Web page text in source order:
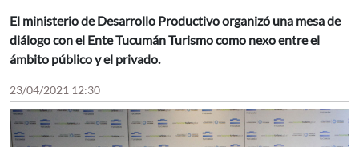
El ministerio de Desarrollo Productivo organizó una mesa de
diálogo con el Ente Tucumán Turismo como nexo entre el
ámbito público y el privado.
23/04/2021 12:30